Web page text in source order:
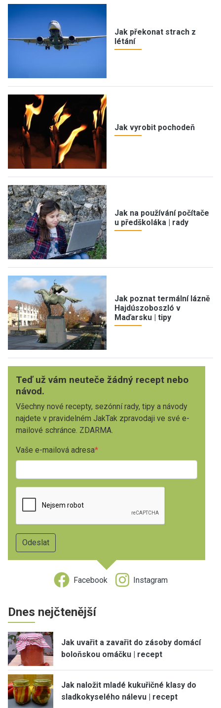
Jak překonat strach z
létání
Jak vyrobit pochodeň
Jak na používání počítače
u předškoláka | rady
Jak poznat termální lázně
Hajdúszoboszló v
Maďarsku | tipy
Teď už vám neuteče žádný recept nebo
návod.
Všechny nové recepty, sezónní rady, tipy a návody
najdete v pravidelném JakTak zpravodaji ve své e-
mailové schránce. ZDARMA.
Vaše e-mailová adresa
Facebook Instagram
Dnes nejčtenější
Jak uvařit a zavařit do zásoby domácí
boloňskou omáčku | recept
Jak naložit mladé kukuřičné klasy do
sladkokyselého nálevu | recept